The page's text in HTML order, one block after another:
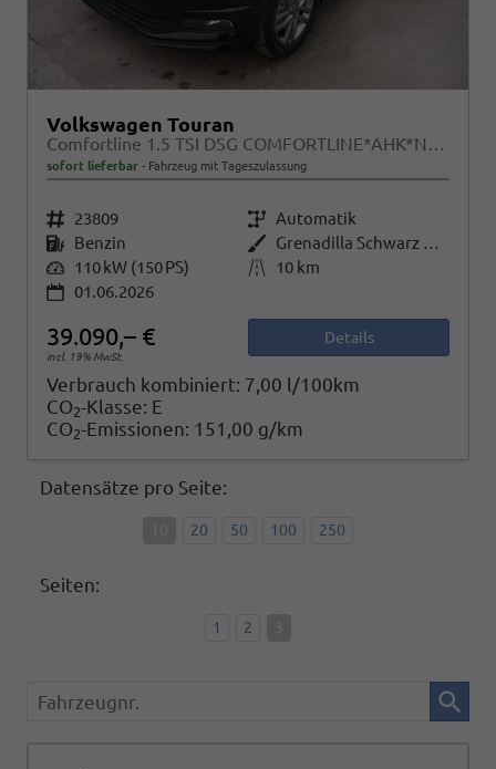
Volkswagen Touran
Comfortline 1.5 TSI DSG COMFORTLINE*AHK*NAVI*ACC*PDC*LED*SHZ*KAMERA*7-SITZER*17-ZOLL
sofort lieferbar Fahrzeug mit Tageszulassung
Fahrzeugnr. 23809 Getriebe Automatik
Kraftstoff Benzin Außenfarbe
Grenadilla Schwarz Metallic
Leistung 110 kW (150 PS) Kilometerstand
10 km
01.06.2026
39.090,– €
incl. 19% MwSt.
Details
Verbrauch kombiniert: 7,00 l/100km
CO2-Klasse: E
CO2-Emissionen: 151,00 g/km
Datensätze pro Seite:
20 50 100 250
Seiten:
1 2
Fahrzeugnr.